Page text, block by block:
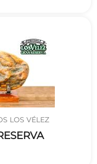
LOS VÉLEZ